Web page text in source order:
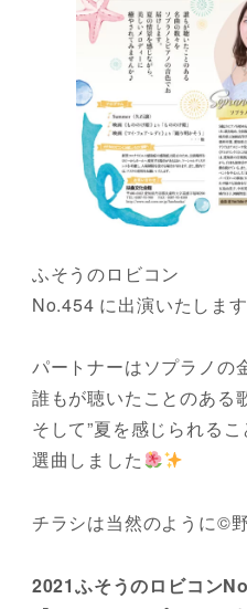
ふそうのロビコン
No.454 に出演いたします
パートナーはソプラノの
誰もが聴いたことのある
そして”夏を感じられるこ
選曲しました
チラシは当然のように©
2021ふそうのロビコン